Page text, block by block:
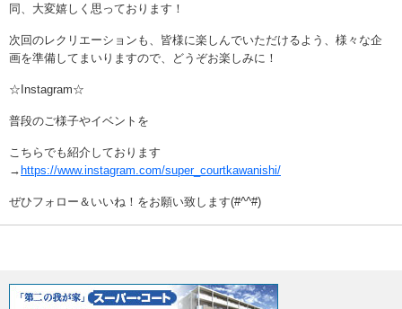
同、大変嬉しく思っております！
次回のレクリエーションも、皆様に楽しんでいただけるよう、様々な企
画を準備してまいりますので、どうぞお楽しみに！
☆Instagram☆
普段のご様子やイベントを
こちらでも紹介しております
→https://www.instagram.com/super_courtkawanishi/
ぜひフォロー＆いいね！をお願い致します(#^^#)